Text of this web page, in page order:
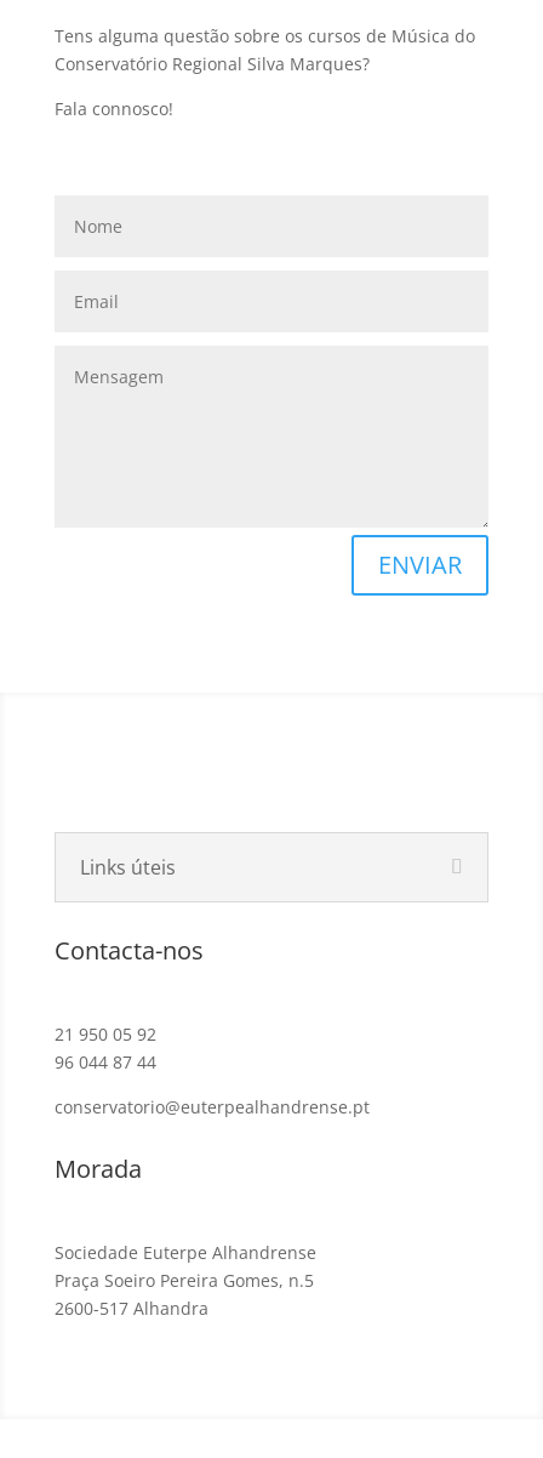
Tens alguma questão sobre os cursos de Música do
Conservatório Regional Silva Marques?
Fala connosco!
ENVIAR
Links úteis
Contacta-nos
21 950 05 92
96 044 87 44
conservatorio@euterpealhandrense.pt
Morada
Sociedade Euterpe Alhandrense
Praça Soeiro Pereira Gomes, n.5
2600-517 Alhandra